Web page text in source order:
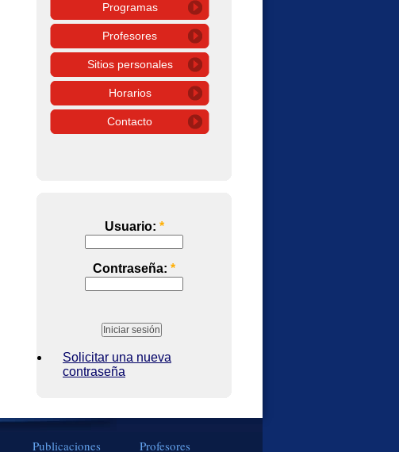
Programas
Profesores
Sitios personales
Horarios
Contacto
Usuario: *
Contraseña: *
Solicitar una nueva
contraseña
Publicaciones Profesores